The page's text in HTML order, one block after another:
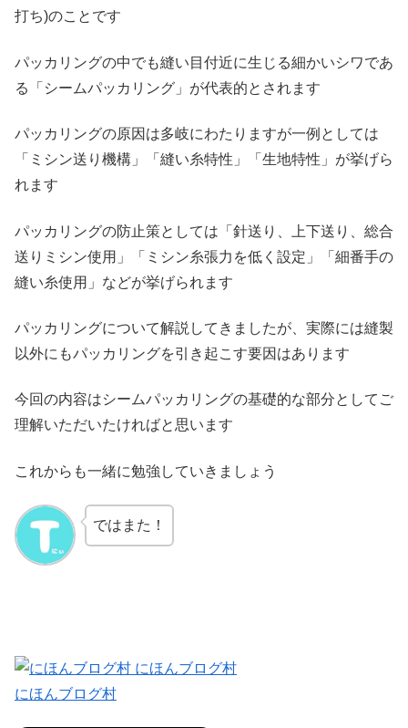
打ち)のことです
パッカリングの中でも縫い目付近に生じる細かいシワであ
る「シームパッカリング」が代表的とされます
パッカリングの原因は多岐にわたりますが一例としては
「ミシン送り機構」「縫い糸特性」「生地特性」が挙げら
れます
パッカリングの防止策としては「針送り、上下送り、総合
送りミシン使用」「ミシン糸張力を低く設定」「細番手の
縫い糸使用」などが挙げられます
パッカリングについて解説してきましたが、実際には縫製
以外にもパッカリングを引き起こす要因はあります
今回の内容はシームパッカリングの基礎的な部分としてご
理解いただいたければと思います
これからも一緒に勉強していきましょう
ではまた！
にほんブログ村